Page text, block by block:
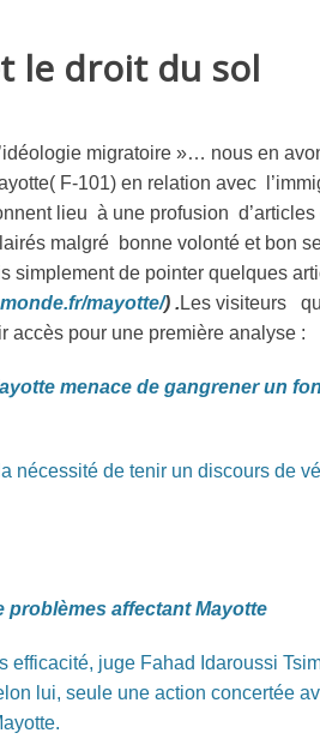
le droit du sol
migratoire »… nous en
F-101) en relation avec
lieu à une profusion
malgré bonne volonté et bon
simplement de pointer quelques
mayotte/) . Les visiteurs
accès pour une première analyse :
menace de gangrener un
nécessité de tenir un discours de
problèmes affectant Mayotte
efficacité, juge Fahad Idaroussi
lui, seule une action concertée